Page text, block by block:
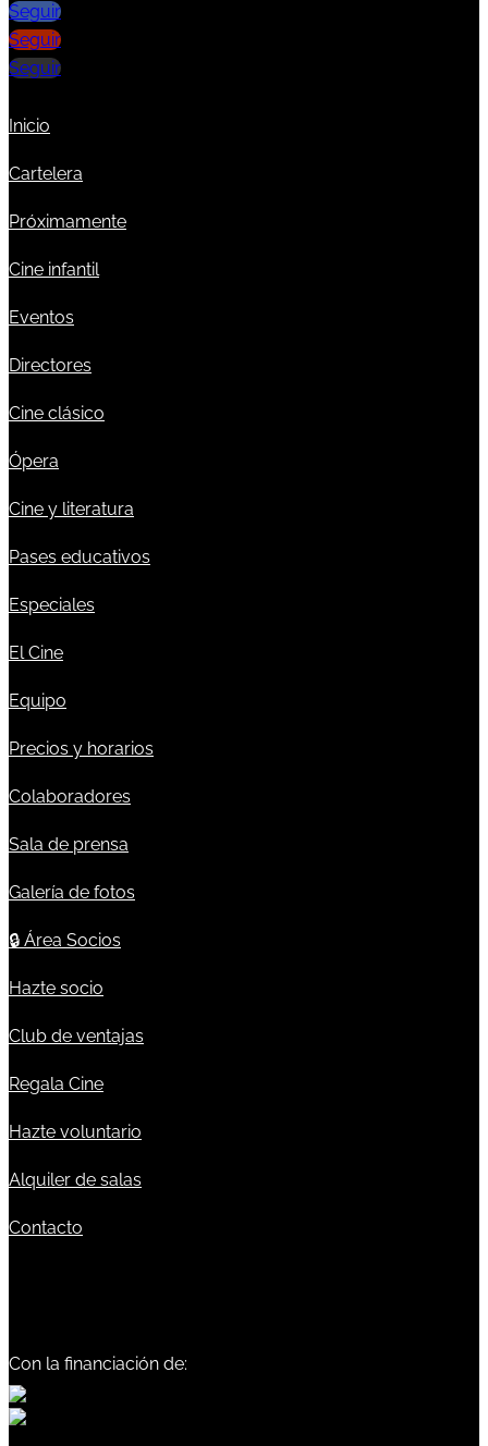
Seguir
Seguir
Seguir
Inicio
Cartelera
Próximamente
Cine infantil
Eventos
Directores
Cine clásico
Ópera
Cine y literatura
Pases educativos
Especiales
El Cine
Equipo
Precios y horarios
Colaboradores
Sala de prensa
Galería de fotos
🔒 Área Socios
Hazte socio
Club de ventajas
Regala Cine
Hazte voluntario
Alquiler de salas
Contacto
Con la financiación de: